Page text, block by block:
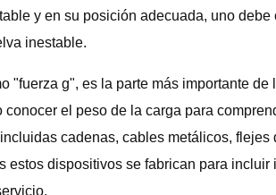
y en su posición adecuada, uno
inestable.
g", es la parte más importante
el peso de la carga para
cadenas, cables metálicos,
dispositivos se fabrican para